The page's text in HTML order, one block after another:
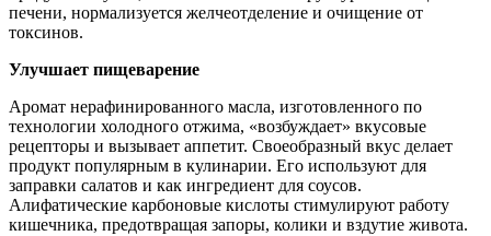
печени, нормализуется желчеотделение и очищение от
токсинов.
Улучшает пищеварение
Аромат нерафинированного масла, изготовленного по
технологии холодного отжима, «возбуждает» вкусовые
рецепторы и вызывает аппетит. Своеобразный вкус делает
продукт популярным в кулинарии. Его используют для
заправки салатов и как ингредиент для соусов.
Алифатические карбоновые кислоты стимулируют работу
кишечника, предотвращая запоры, колики и вздутие живота.